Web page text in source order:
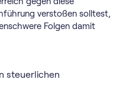
verstoßen solltest,
Folgen damit
steuerlichen